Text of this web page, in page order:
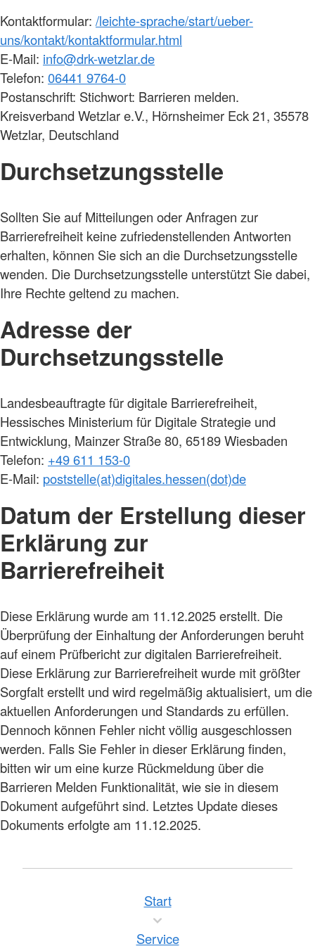
Kontaktformular: /leichte-sprache/start/ueber-
uns/kontakt/kontaktformular.html
E-Mail: info@drk-wetzlar.de
Telefon: 06441 9764-0
Postanschrift: Stichwort: Barrieren melden.
Kreisverband Wetzlar e.V., Hörnsheimer Eck 21, 35578
Wetzlar, Deutschland
Durchsetzungsstelle
Sollten Sie auf Mitteilungen oder Anfragen zur
Barrierefreiheit keine zufriedenstellenden Antworten
erhalten, können Sie sich an die Durchsetzungsstelle
wenden. Die Durchsetzungsstelle unterstützt Sie dabei,
Ihre Rechte geltend zu machen.
Adresse der
Durchsetzungsstelle
Landesbeauftragte für digitale Barrierefreiheit,
Hessisches Ministerium für Digitale Strategie und
Entwicklung, Mainzer Straße 80, 65189 Wiesbaden
Telefon: +49 611 153-0
E-Mail: poststelle(at)digitales.hessen(dot)de
Datum der Erstellung dieser
Erklärung zur
Barrierefreiheit
Diese Erklärung wurde am 11.12.2025 erstellt. Die
Überprüfung der Einhaltung der Anforderungen beruht
auf einem Prüfbericht zur digitalen Barrierefreiheit.
Diese Erklärung zur Barrierefreiheit wurde mit größter
Sorgfalt erstellt und wird regelmäßig aktualisiert, um die
aktuellen Anforderungen und Standards zu erfüllen.
Dennoch können Fehler nicht völlig ausgeschlossen
werden. Falls Sie Fehler in dieser Erklärung finden,
bitten wir um eine kurze Rückmeldung über die
Barrieren Melden Funktionalität, wie sie in diesem
Dokument aufgeführt sind. Letztes Update dieses
Dokuments erfolgte am 11.12.2025.
Start
Service